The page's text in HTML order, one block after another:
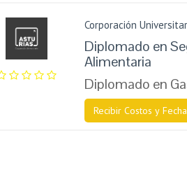
Corporación
Diplomado en
Alimentaria
Diplomado en
Recibir Costos y